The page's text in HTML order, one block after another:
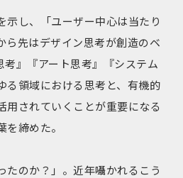
示し、「ユーザー中心は当たり
ら先はデザイン思考が創造のベ
考』『アート思考』『システム
る領域における思考と、有機的
用されていくことが重要になる
締めた。
たのか？」。近年囁かれるこう